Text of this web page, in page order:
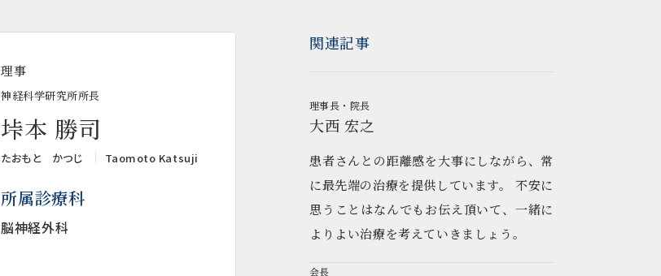
理事
神経科学研究所所長
垰本 勝司
たおもと かつじ Taomoto Katsuji
所属診療科
脳神経外科
関連記事
理事長・院長
大西 宏之
患者さんとの距離感を大事にしながら、常
に最先端の治療を提供しています。 不安に
思うことはなんでもお伝え頂いて、一緒に
よりよい治療を考えていきましょう。
会長